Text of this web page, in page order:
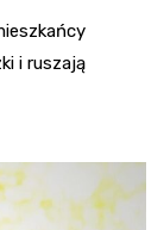
i ruszają